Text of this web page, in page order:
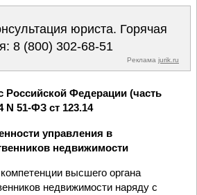
юриста. Горячая
8 (800) 302-68-51
Реклама jurik.ru
Российской Федерации (часть
N 51-ФЗ ст 123.14
управления в
недвижимости
высшего органа
недвижимости наряду с